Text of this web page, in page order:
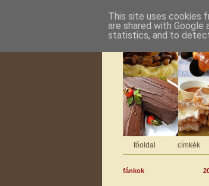
főoldal címkék
fánkok
This site uses cookies
are shared with
statistics, and to